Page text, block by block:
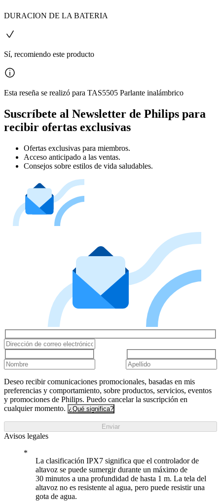
DURACION DE LA BATERIA
Sí, recomiendo este producto
Esta reseña se realizó para TAS5505 Parlante inalámbrico
Suscríbete al Newsletter de Philips para
recibir ofertas exclusivas
Ofertas exclusivas para miembros.
Acceso anticipado a las ventas.
Consejos sobre estilos de vida saludables.
Deseo recibir comunicaciones promocionales, basadas en mis
preferencias y comportamiento, sobre productos, servicios, eventos
y promociones de Philips. Puedo cancelar la suscripción en
cualquier momento. ¿Qué significa?
Enviar
Avisos legales
La clasificación IPX7 significa que el controlador de
altavoz se puede sumergir durante un máximo de
30 minutos a una profundidad de hasta 1 m. La tela del
altavoz no es resistente al agua, pero puede resistir una
gota de agua.